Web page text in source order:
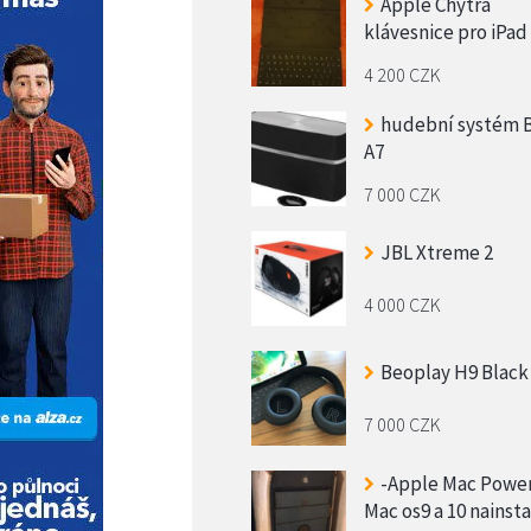
klávesnice pro iPad
4 200 CZK
hudební systém
A7
7 000 CZK
JBL Xtreme 2
4 000 CZK
Beoplay H9 Black
7 000 CZK
-Apple Mac
Mac os9 a 10 nainsta